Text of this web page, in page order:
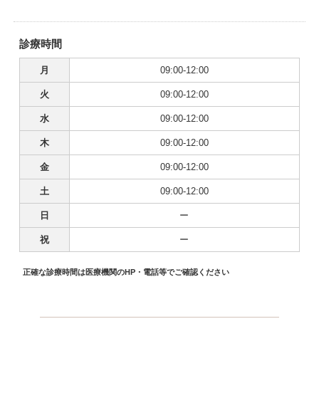
診療時間
月 09:00-12:00
火 09:00-12:00
水 09:00-12:00
木 09:00-12:00
金 09:00-12:00
土 09:00-12:00
日 ー
祝 ー
正確な診療時間は医療機関のHP・電話等でご確認ください